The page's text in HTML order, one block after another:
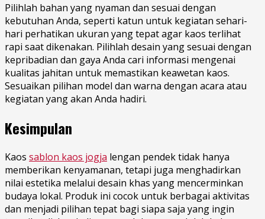
Pilihlah bahan yang nyaman dan sesuai dengan
kebutuhan Anda, seperti katun untuk kegiatan sehari-
hari perhatikan ukuran yang tepat agar kaos terlihat
rapi saat dikenakan. Pilihlah desain yang sesuai dengan
kepribadian dan gaya Anda cari informasi mengenai
kualitas jahitan untuk memastikan keawetan kaos.
Sesuaikan pilihan model dan warna dengan acara atau
kegiatan yang akan Anda hadiri.
Kesimpulan
Kaos sablon kaos jogja lengan pendek tidak hanya
memberikan kenyamanan, tetapi juga menghadirkan
nilai estetika melalui desain khas yang mencerminkan
budaya lokal. Produk ini cocok untuk berbagai aktivitas
dan menjadi pilihan tepat bagi siapa saja yang ingin